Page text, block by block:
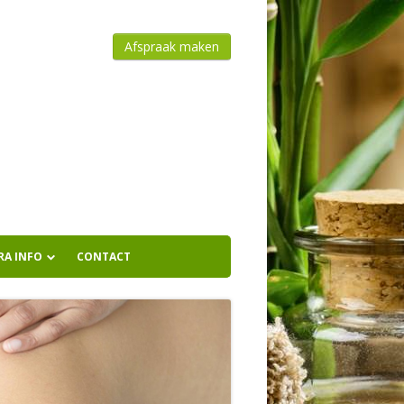
Afspraak maken
INFO
FOTO`VAN DE PRAKTIJK
CONTACT